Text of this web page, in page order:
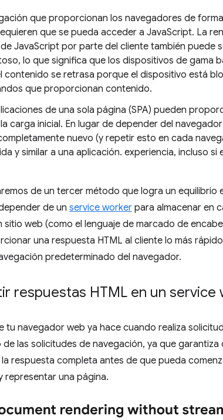
que proporcionan los navegadores de
que se pueda acceder a JavaScript. La
JavaScript por parte del cliente también puede
lo que significa que los dispositivos de gama
contenido se retrasa porque el dispositivo está
que proporcionan contenido.
de una sola página (SPA) pueden
carga inicial. En lugar de depender del
nuevo (y repetir esto en cada
y similar a una aplicación. experiencia, incluso
de un tercer método que logra un equilibrio
de un service worker para almacenar en
sitio web (como el lenguaje de marcado de
una respuesta HTML al cliente lo más
predeterminado del navegador.
respuestas HTML en un service
tu navegador web ya hace cuando realiza
las solicitudes de navegación, ya que
respuesta completa antes de que pueda
representar una página.